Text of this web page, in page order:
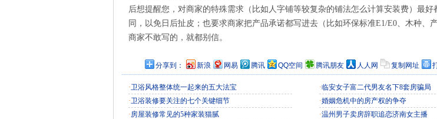
后想提醒您，对商家的特殊需求（比如人字铺等较复杂的铺法怎么计算安装费）最好
同，以免日后扯皮；也要求商家把产品承诺都写进去（比如环保标准E1/E0、木种、
商家不敢写的，就都别信。
分享到： 新浪 网易 腾讯 QQ空间 腾讯朋友 人人网 复制网址
·卫浴风格整体统一起来的五大法宝
·卫浴装修要关注的七个关键细节
·房屋装修常见的5种家装猫腻
·临安女子富二代男友名下8套房骗局
·婚姻危机中的房产权的争夺
·温州男子卖房辞职追恋济南女主播